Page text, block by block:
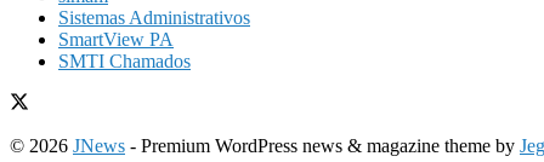
Sistemas Administrativos
SmartView PA
SMTI Chamados
© 2026 JNews - Premium WordPress news & magazine theme by